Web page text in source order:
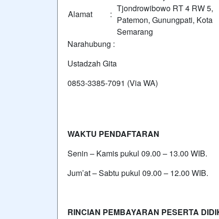
Alamat :
Tjondrowibowo RT 4 RW 5,
Patemon, Gunungpati, Kota
Semarang
Narahubung :
Ustadzah Gita
0853-3385-7091 (Via WA)
WAKTU PENDAFTARAN
Senin – Kamis pukul 09.00 – 13.00 WIB.
Jum’at – Sabtu pukul 09.00 – 12.00 WIB.
RINCIAN PEMBAYARAN PESERTA